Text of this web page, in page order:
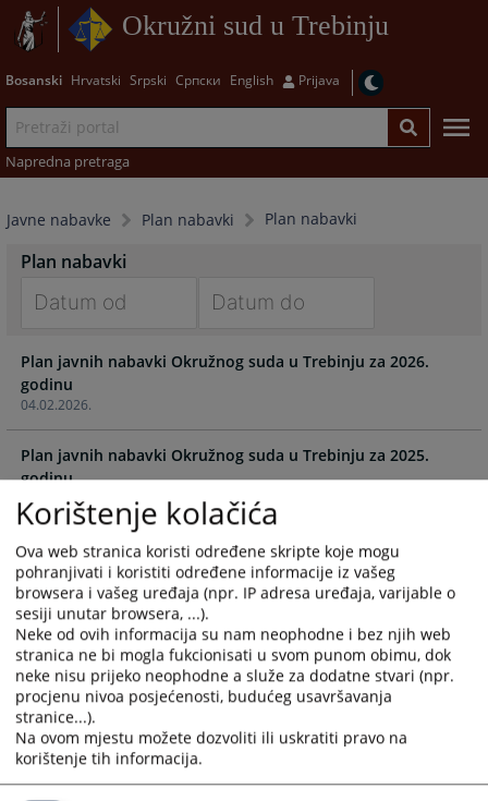
Okružni sud u Trebinju
Bosanski Hrvatski Srpski Српски English Prijava
Napredna pretraga
Javne nabavke Plan nabavki Plan nabavki
Plan nabavki
forward
to
interact
with
the
calendar
and
select
a
date.
Press
the
question
mark
key
to
get
the
forward
with
the
calendar
and
select
a
date.
Press
the
question
mark
key
get
the
04.02.2026.
Plan javnih nabavki Okružnog suda u Trebinju za 2026.
godinu
Plan javnih nabavki Okružnog suda u Trebinju za 2025.
godinu
23.01.2024.
Plan javnih nabavki Okružnog suda u Trebinju za 2024.
godinu
10.02.2023.
Plan javnih nabavki Okružnog suda u Trebinju za 2023.
godinu
12.04.2022.
Izmjene i dopune Plana javnih nabavki Okružnog suda u
Trebinju za 2022. godinu
Korištenje kolačića
Ova web stranica koristi određene skripte koje mogu
pohranjivati i koristiti određene informacije iz vašeg
browsera i vašeg uređaja (npr. IP adresa uređaja, varijable o
sesiji unutar browsera, ...).
Neke od ovih informacija su nam neophodne i bez njih web
stranica ne bi mogla fukcionisati u svom punom obimu, dok
neke nisu prijeko neophodne a služe za dodatne stvari (npr.
procjenu nivoa posjećenosti, budućeg usavršavanja
stranice...).
Na ovom mjestu možete dozvoliti ili uskratiti pravo na
korištenje tih informacija.